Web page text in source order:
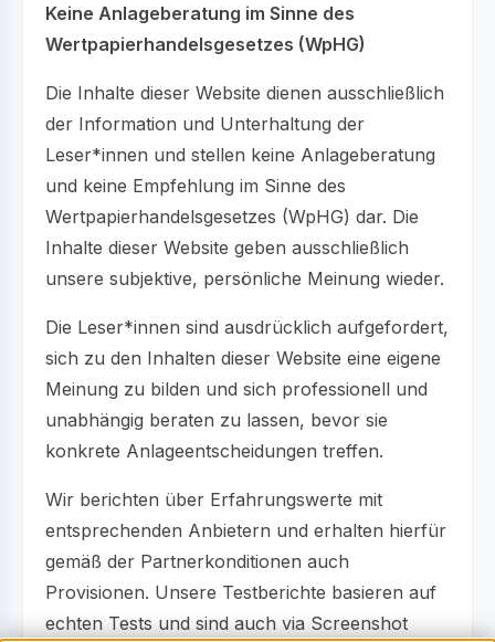
Keine Anlageberatung im Sinne des
Wertpapierhandelsgesetzes (WpHG)
Die Inhalte dieser Website dienen ausschließlich
der Information und Unterhaltung der
Leser*innen und stellen keine Anlageberatung
und keine Empfehlung im Sinne des
Wertpapierhandelsgesetzes (WpHG) dar. Die
Inhalte dieser Website geben ausschließlich
unsere subjektive, persönliche Meinung wieder.
Die Leser*innen sind ausdrücklich aufgefordert,
sich zu den Inhalten dieser Website eine eigene
Meinung zu bilden und sich professionell und
unabhängig beraten zu lassen, bevor sie
konkrete Anlageentscheidungen treffen.
Wir berichten über Erfahrungswerte mit
entsprechenden Anbietern und erhalten hierfür
gemäß der Partnerkonditionen auch
Provisionen. Unsere Testberichte basieren auf
echten Tests und sind auch via Screenshot